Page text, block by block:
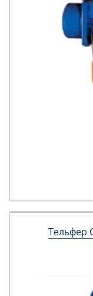
Тельфер